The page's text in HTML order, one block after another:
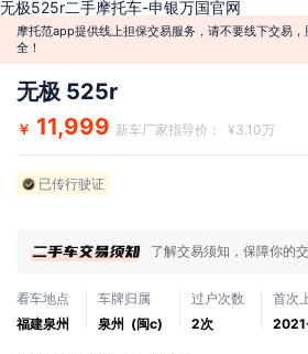
无极525r二手摩托车-申银万国官网
摩托范app提供线上担保交易服务，请不要线下交易
全！
无极 525r
￥ 11,999 新车厂家指导价： ¥3.10万
已传行驶证
了解交易须知，保障你的
看车地点
福建泉州
车牌归属
泉州 (闽c)
过户次数
2次
首次